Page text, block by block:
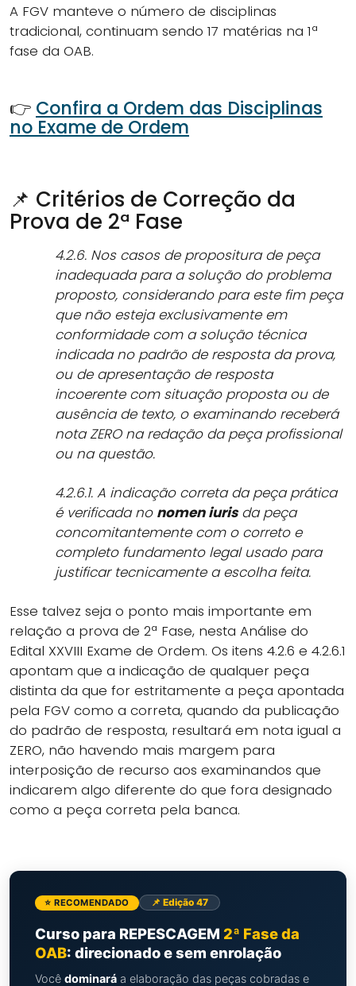
A FGV manteve o número de disciplinas
tradicional, continuam sendo 17 matérias na 1ª
fase da OAB.
👉 Confira a Ordem das Disciplinas
no Exame de Ordem
📌 Critérios de Correção da
Prova de 2ª Fase
4.2.6. Nos casos de propositura de peça
inadequada para a solução do problema
proposto, considerando para este fim peça
que não esteja exclusivamente em
conformidade com a solução técnica
indicada no padrão de resposta da prova,
ou de apresentação de resposta
incoerente com situação proposta ou de
ausência de texto, o examinando receberá
nota ZERO na redação da peça profissional
ou na questão.
4.2.6.1. A indicação correta da peça prática
é verificada no nomen iurisda peça
concomitantemente com o correto e
completo fundamento legal usado para
justificar tecnicamente a escolha feita.
Esse talvez seja o ponto mais importante em
relação a prova de 2ª Fase, nesta Análise do
Edital XXVIII Exame de Ordem. Os itens 4.2.6 e 4.2.6.1
apontam que a indicação de qualquer peça
distinta da que for estritamente a peça apontada
pela FGV como a correta, quando da publicação
do padrão de resposta, resultará em nota igual a
ZERO, não havendo mais margem para
interposição de recurso aos examinandos que
indicarem algo diferente do que fora designado
como a peça correta pela banca.
⭐ RECOMENDADO 📌 Edição 47
Curso para REPESCAGEM 2ª Fase da
OAB: direcionado e sem enrolação
Você dominará a elaboração das peças cobradas e